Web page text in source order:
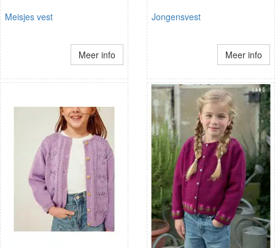
Meisjes vest
Meer info
Jongensvest
Meer info